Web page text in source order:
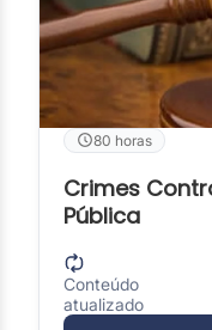
80 horas
Crimes
Pública
Conteúdo
atualizado